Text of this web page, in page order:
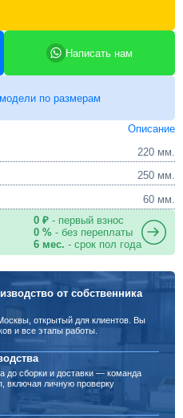
Написать нам
по размерам
Описание
220 мм.
250 мм.
60 мм.
0 ₽- первый взнос
0 %- без переплаты
6 мес. - срок пол года
от собственника
открытый для клиентов. Вы
и все этапы работы.
до сборки и доставки — команда
включая личную проверку